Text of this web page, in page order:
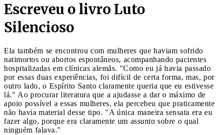
Escreveu o livro Luto
Silencioso
Ela também se encontrou com mulheres que haviam sofrido
natimortos ou abortos espontâneos, acompanhando pacientes
hospitalizadas em clínicas alemãs. "Como eu já havia passado
por essas duas experiências, foi difícil de certa forma, mas, por
outro lado, o Espírito Santo claramente queria que eu estivesse
lá." Ao procurar literatura que a ajudasse a dar o máximo de
apoio possível a essas mulheres, ela percebeu que praticamente
não havia material desse tipo. "A única maneira sensata era eu
fazer algo, porque era claramente um assunto sobre o qual
ninguém falava."